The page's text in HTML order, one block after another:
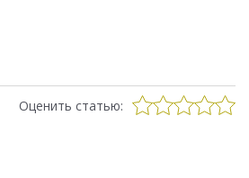
Оценить статью: